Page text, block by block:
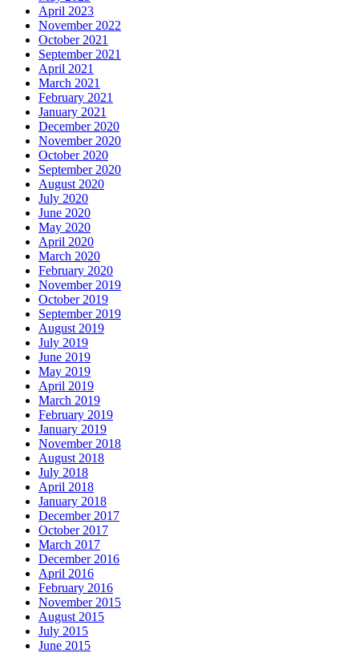
April 2023
November 2022
October 2021
September 2021
April 2021
March 2021
February 2021
January 2021
December 2020
November 2020
October 2020
September 2020
August 2020
July 2020
June 2020
May 2020
April 2020
March 2020
February 2020
November 2019
October 2019
September 2019
August 2019
July 2019
June 2019
May 2019
April 2019
March 2019
February 2019
January 2019
November 2018
August 2018
July 2018
April 2018
January 2018
December 2017
October 2017
March 2017
December 2016
April 2016
February 2016
November 2015
August 2015
July 2015
June 2015